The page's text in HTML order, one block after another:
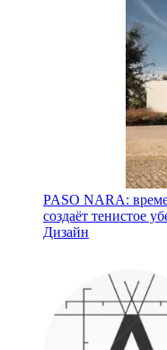
PASO NARA:
создаёт тенистое
Дизайн